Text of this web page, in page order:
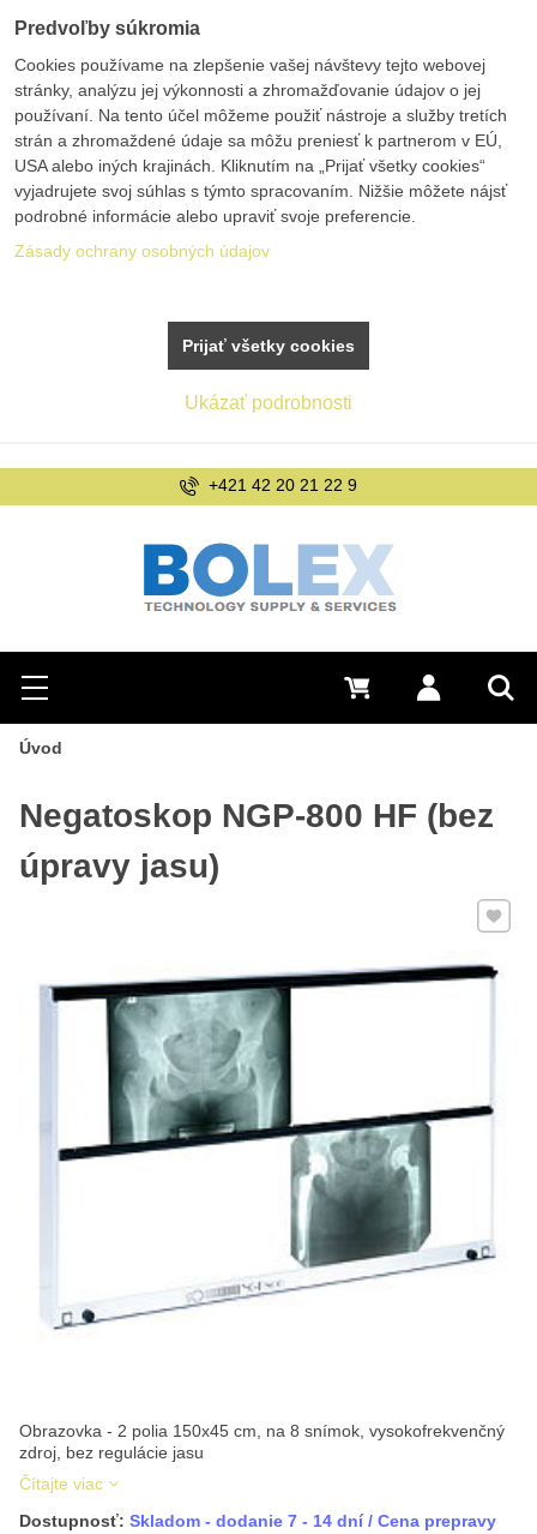
Hľadať
Menu Prihlásiť sa
0 €
Úvod
Negatoskop NGP-800 HF (bez
úpravy jasu)
Obrazovka - 2 polia 150x45 cm, na 8 snímok, vysokofrekvenčný
zdroj, bez regulácie jasu
Čítajte viac
Pridať
Dostupnosť: Skladom - dodanie 7 - 14 dní / Cena prepravy
Predvoľby súkromia
Cookies používame na zlepšenie vašej návštevy tejto webovej
stránky, analýzu jej výkonnosti a zhromažďovanie údajov o jej
používaní. Na tento účel môžeme použiť nástroje a služby tretích
strán a zhromaždené údaje sa môžu preniesť k partnerom v EÚ,
USA alebo iných krajinách. Kliknutím na „Prijať všetky cookies“
vyjadrujete svoj súhlas s týmto spracovaním. Nižšie môžete nájsť
podrobné informácie alebo upraviť svoje preferencie.
Zásady ochrany osobných údajov
Ukázať podrobnosti
Prijať všetky cookies